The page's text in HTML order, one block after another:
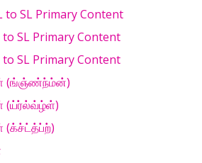
to SL Primary Content
to SL Primary Content
SL Primary Content
(ங்ஞ்ண்ந்ம்ன்)
(ய்ர்ல்வ்ழ்ள்)
(க்ச்ட்த்ப்ற்)